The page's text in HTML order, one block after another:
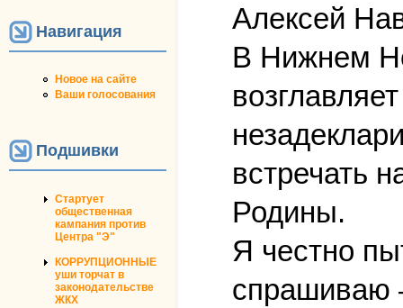
Навигация
Новое на сайте
Ваши голосования
Подшивки
Стартует
общественная
кампания против
Центра "Э"
КОРРУПЦИОННЫЕ
уши торчат в
законодательстве
ЖКХ
Алексей
В Нижнем
встречать
Родины.
Я честно
спрашиваю